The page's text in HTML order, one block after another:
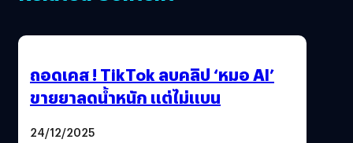
ถอดเคส ! TikTok ลบคลิป ‘หมอ AI’
ขายยาลดน้ำหนัก แต่ไม่แบน
24/12/2025